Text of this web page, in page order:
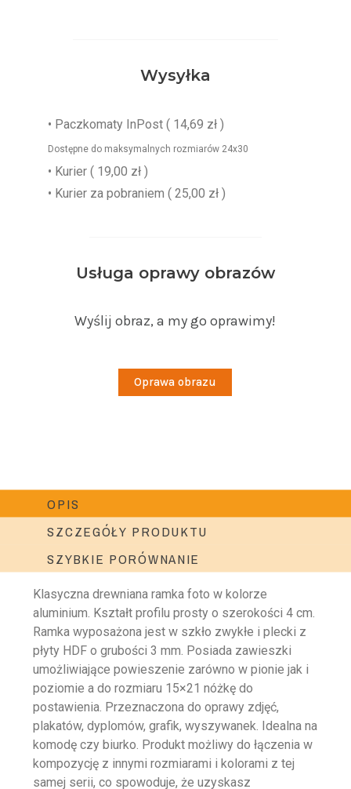
Wysyłka
• Paczkomaty InPost( 14,69 zł )
Dostępne do maksymalnych rozmiarów 24x30
• Kurier ( 19,00 zł )
• Kurier za pobraniem ( 25,00 zł )
Usługa oprawy obrazów
Wyślij obraz, a my go oprawimy!
Oprawa obrazu
OPIS
SZCZEGÓŁY PRODUKTU
SZYBKIE PORÓWNANIE
Klasyczna drewniana ramka foto w kolorze
aluminium. Kształt profilu prosty o szerokości 4 cm.
Ramka wyposażona jest w szkło zwykłe i plecki z
płyty HDF o grubości 3 mm. Posiada zawieszki
umożliwiające powieszenie zarówno w pionie jak i
poziomie a do rozmiaru 15×21 nóżkę do
postawienia. Przeznaczona do oprawy zdjęć,
plakatów, dyplomów, grafik, wyszywanek. Idealna na
komodę czy biurko. Produkt możliwy do łączenia w
kompozycję z innymi rozmiarami i kolorami z tej
samej serii, co spowoduje, że uzyskasz